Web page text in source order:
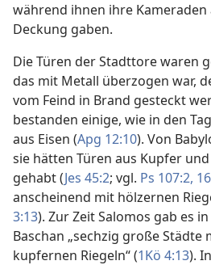
während ihnen ihre
Deckung gaben.
Die Türen der Stadttore waren
das mit Metall überzogen war,
vom Feind in Brand gesteckt
bestanden einige, wie in den
aus Eisen (Apg 12:10). Von
sie hätten Türen aus Kupfer und
gehabt (Jes 45:2; vgl. Ps 107:2, 16
anscheinend mit hölzernen
3:13). Zur Zeit Salomos gab es
Baschan „sechzig große Städte
kupfernen Riegeln“ (1Kö 4:13).